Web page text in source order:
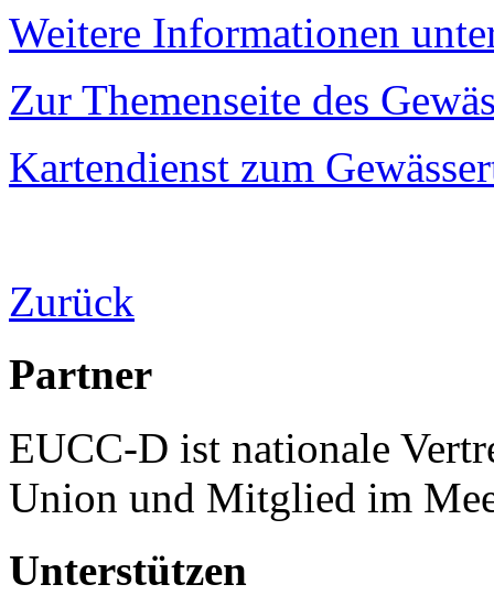
Weitere Informationen
Zur Themenseite des
Kartendienst zum
Zurück
Partner
EUCC-D ist nationale
Union und Mitglied im
Unterstützen